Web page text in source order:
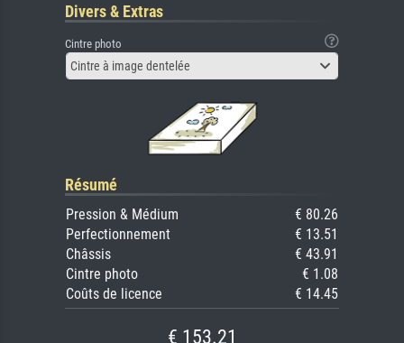
Divers & Extras
Cintre photo
Cintre à image dentelée
Résumé
Pression & Médium
€ 80.26
Perfectionnement
€ 13.51
Châssis
€ 43.91
Cintre photo
€ 1.08
Coûts de licence
€ 14.45
€ 153.21